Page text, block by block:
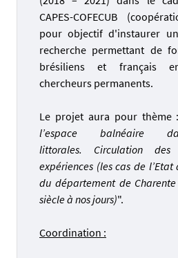
CAPES-COFECUB
pour objectif d'instaurer
recherche permettant de
brésiliens et français
chercheurs permanents.
Le projet aura pour thème
l’espace balnéaire
littorales. Circulation
expériences (les cas de
du département de
siècle à nos jours)".
Coordination :